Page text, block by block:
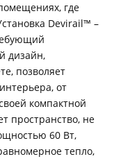
где
Devirail™ –
дизайн,
позволяет
от
компактной
пространство, не
60 Вт,
тепло,